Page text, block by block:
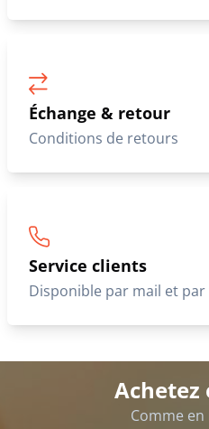
Échange & retour
Conditions de retours
Service clients
Disponible par mail et
Achetez
Comme en